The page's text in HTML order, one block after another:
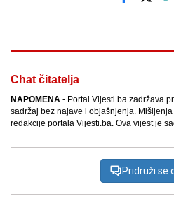
Chat čitatelja
NAPOMENA - Portal Vijesti.ba zadržava
sadržaj bez najave i objašnjenja.
redakcije portala Vijesti.ba. Ova vijest je
Pridruži se